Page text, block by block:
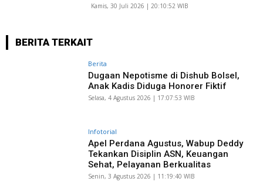
Kamis, 30 Juli 2026 | 20:10:52 WIB
BERITA TERKAIT
Berita
Dugaan Nepotisme di Dishub Bolsel,
Anak Kadis Diduga Honorer Fiktif
Selasa, 4 Agustus 2026 | 17:07:53 WIB
Infotorial
Apel Perdana Agustus, Wabup Deddy
Tekankan Disiplin ASN, Keuangan
Sehat, Pelayanan Berkualitas
Senin, 3 Agustus 2026 | 11:19:40 WIB